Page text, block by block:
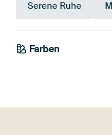
Serene Ruhe
Farben
Smaragdgrün